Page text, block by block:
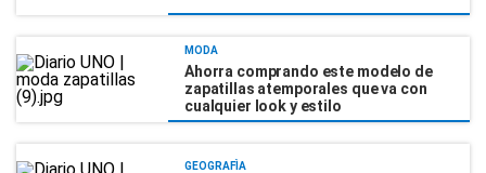
MODA
Ahorra comprando este modelo de
zapatillas atemporales que va con
cualquier look y estilo
GEOGRAFÌA